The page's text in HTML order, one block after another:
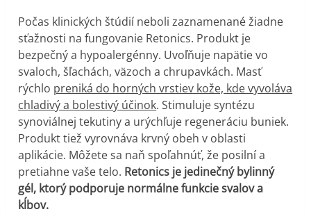
Počas klinických štúdií neboli zaznamenané žiadne
sťažnosti na fungovanie Retonics. Produkt je
bezpečný a hypoalergénny. Uvoľňuje napätie vo
svaloch, šľachách, väzoch a chrupavkách. Masť
rýchlo preniká do horných vrstiev kože, kde vyvoláva
chladivý a bolestivý účinok. Stimuluje syntézu
synoviálnej tekutiny a urýchľuje regeneráciu buniek.
Produkt tiež vyrovnáva krvný obeh v oblasti
aplikácie. Môžete sa naň spoľahnúť, že posilní a
pretiahne vaše telo. Retonics je jedinečný bylinný
gél, ktorý podporuje normálne funkcie svalov a
kĺbov.